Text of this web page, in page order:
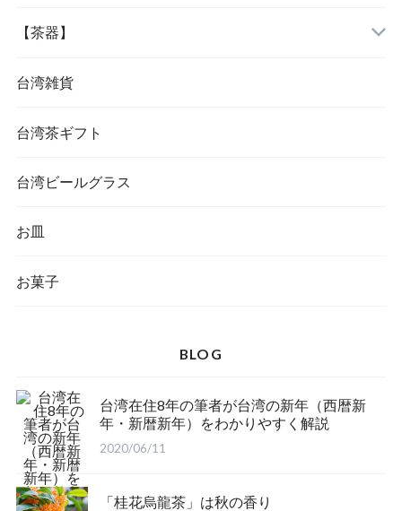
【茶器】
台湾雑貨
台湾茶ギフト
台湾ビールグラス
お皿
お菓子
BLOG
台湾在住8年の筆者が台湾の新年（西暦新
年・新暦新年）をわかりやすく解説
2020/06/11
「桂花烏龍茶」は秋の香り